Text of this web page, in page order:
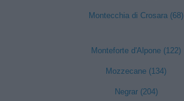
Montecchia di Crosara (68)
Monteforte d'Alpone (122)
Mozzecane (134)
Negrar (204)